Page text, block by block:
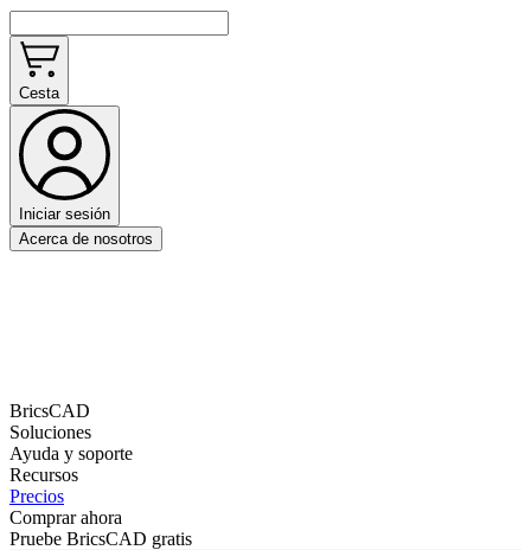
Cesta
Iniciar sesión
Acerca de nosotros
BricsCAD
Soluciones
Ayuda y soporte
Recursos
Precios
Comprar ahora
Pruebe BricsCAD gratis